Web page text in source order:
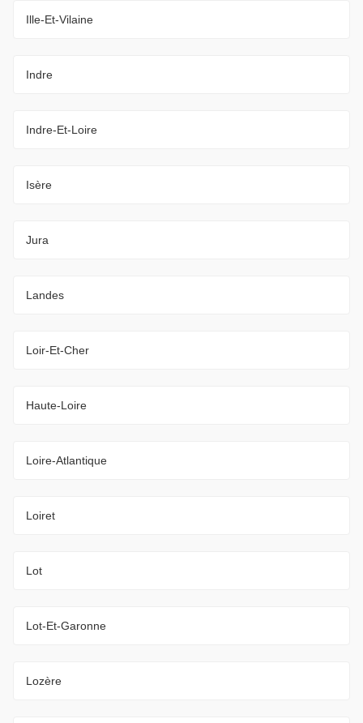
Ille-Et-Vilaine
Indre
Indre-Et-Loire
Isère
Jura
Landes
Loir-Et-Cher
Haute-Loire
Loire-Atlantique
Loiret
Lot
Lot-Et-Garonne
Lozère